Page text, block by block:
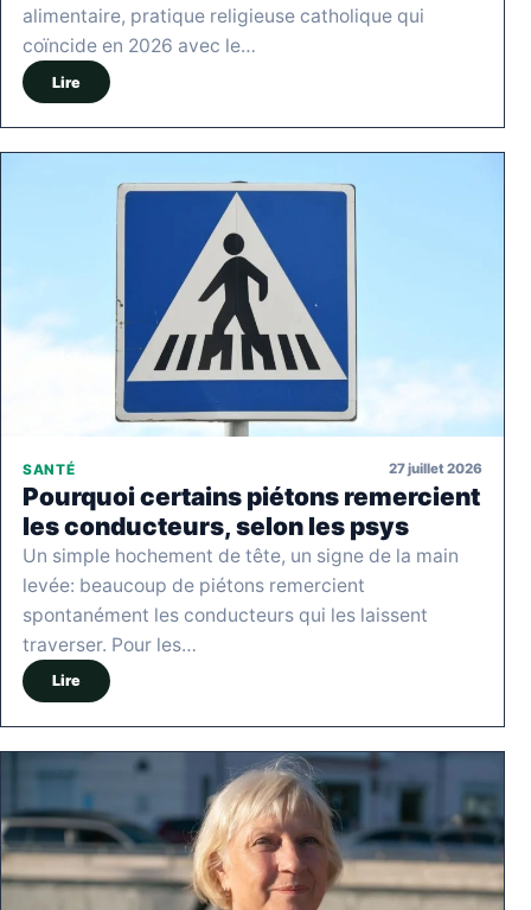
alimentaire, pratique religieuse catholique qui
coïncide en 2026 avec le…
Lire
SANTÉ 27 juillet 2026
Pourquoi certains piétons remercient
les conducteurs, selon les psys
Un simple hochement de tête, un signe de la main
levée: beaucoup de piétons remercient
spontanément les conducteurs qui les laissent
traverser. Pour les…
Lire